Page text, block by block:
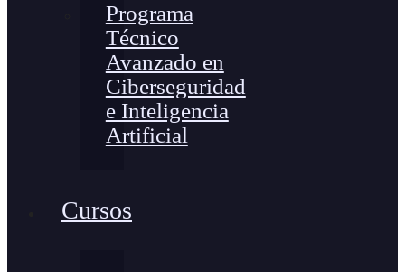
Programa
Técnico
Avanzado en
Ciberseguridad
e Inteligencia
Artificial
Cursos